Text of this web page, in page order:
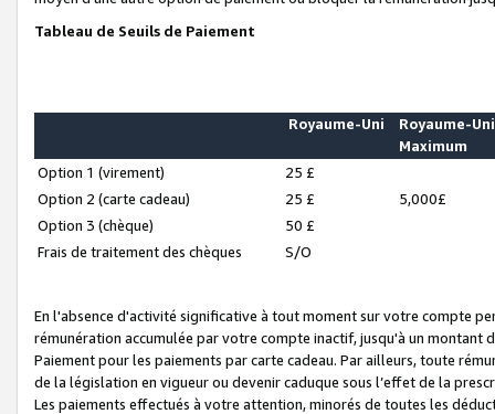
Tableau de Seuils de Paiement
Royaume-Uni
Royaume-Uni
Maximum
Option 1 (virement)
25 £
Option 2 (carte cadeau)
25 £
5,000£
Option 3 (chèque)
50 £
Frais de traitement des chèques
S/O
En l'absence d'activité significative à tout moment sur votre compte
rémunération accumulée par votre compte inactif, jusqu'à un montant
Paiement pour les paiements par carte cadeau. Par ailleurs, toute
de la législation en vigueur ou devenir caduque sous l’effet de la
Les paiements effectués à votre attention, minorés de toutes les